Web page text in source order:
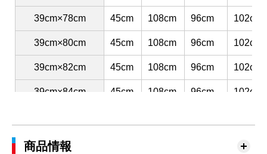
39cm×78cm 45cm 108cm 96cm 102cm
39cm×80cm 45cm 108cm 96cm 102cm
39cm×82cm 45cm 108cm 96cm 102cm
39cm×84cm 45cm 108cm 96cm 102cm
41cm×82cm
商品情報